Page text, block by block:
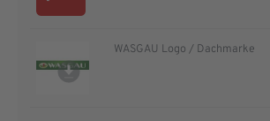
WASGAU Logo / Dachmarke